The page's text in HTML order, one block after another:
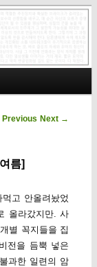
navigation
Previous Next →
름]
고 안올려놨었
올라갔지만. 사
별 꼭지들을 집
전을 듬뿍 넣은
과한 일련의 암